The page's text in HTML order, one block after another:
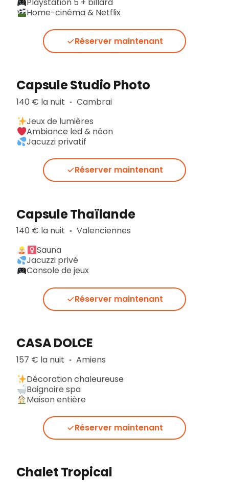
Home-cinéma & Netflix
Réserver maintenant
Capsule Studio Photo
140 € la nuit ▪︎ Cambrai
Jeux de lumières
Ambiance led & néon
Jacuzzi privatif
Réserver maintenant
Capsule Thaïlande
140 € la nuit ▪︎ Valenciennes
Sauna
Jacuzzi privé
Console de jeux
Réserver maintenant
CASA DOLCE
157 € la nuit ▪︎ Amiens
Décoration chaleureuse
Baignoire spa
Maison entière
Réserver maintenant
Chalet Tropical